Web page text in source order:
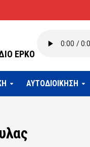
ΕΡΚΟ
ΑΥΤΟΔΙΟΙΚΗΣΗ